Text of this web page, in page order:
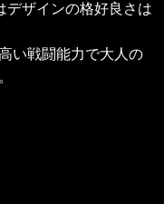
デザインの格好良さは
い戦闘能力で大人の